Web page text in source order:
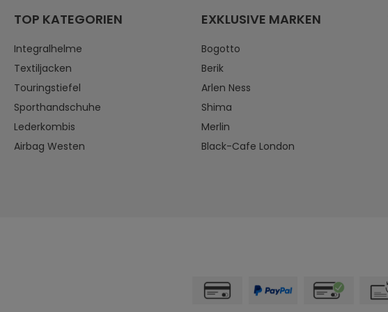
TOP KATEGORIEN
Integralhelme
Textiljacken
Touringstiefel
Sporthandschuhe
Lederkombis
Airbag Westen
EXKLUSIVE MARKEN
Bogotto
Berik
Arlen Ness
Shima
Merlin
Black-Cafe London